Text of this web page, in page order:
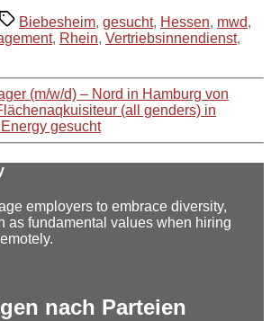
Biebesheim, gesucht, Hessen, mwd,
, Rhein, Vertriebsinnendienst,
(m/w/d) – Nord in Hamburg von
(all genders) in
gesucht
employers to embrace diversity,
as fundamental values when hiring
nach Parteien